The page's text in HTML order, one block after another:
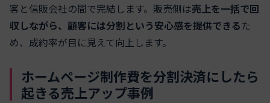
客と信販会社の間で完結します。販売側は売上を一括で回
収しながら、顧客には分割という安心感を提供できるた
め、成約率が目に見えて向上します。
ホームページ制作費を分割決済にしたら
起きる売上アップ事例